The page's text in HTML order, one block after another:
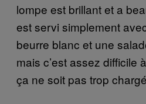
lompe est brillant et a
est servi simplement
beurre blanc et une
mais c’est assez difficile
ça ne soit pas trop